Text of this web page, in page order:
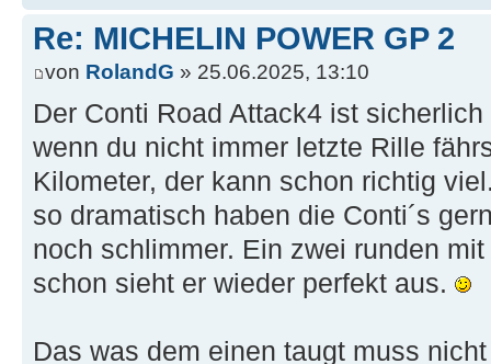
Re: MICHELIN POWER GP 2
von RolandG » 25.06.2025, 13:10
Der Conti Road Attack4 ist
wenn du nicht immer letzte Rille
Kilometer, der kann schon richtig
so dramatisch haben die Conti´s
noch schlimmer. Ein zwei runden
schon sieht er wieder perfekt aus.
Das was dem einen taugt muss